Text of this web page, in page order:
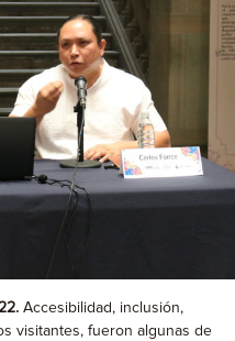
Accesibilidad, inclusión,
visitantes, fueron algunas de